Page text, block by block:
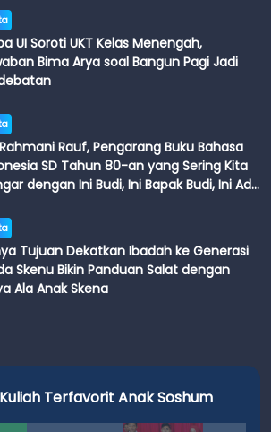
UI Soroti UKT Kelas Menengah,
Bima Arya soal Bangun Pagi Jadi
Rauf, Pengarang Buku Bahasa
SD Tahun 80-an yang Sering Kita
dengan Ini Budi, Ini Bapak Budi, Ini Adik
Tujuan Dekatkan Ibadah ke Generasi
Skenu Bikin Panduan Salat dengan
Ala Anak Skena
Terfavorit Anak Soshum